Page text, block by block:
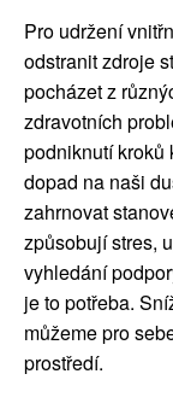
Pro udržení
odstranit zdroje
pocházet z
zdravotních
podniknutí kroků
dopad na naši
zahrnovat
způsobují stres,
vyhledání
je to potřeba.
můžeme pro
prostředí.